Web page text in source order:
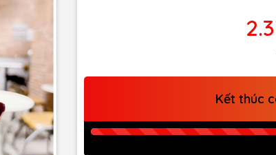
Kết thúc